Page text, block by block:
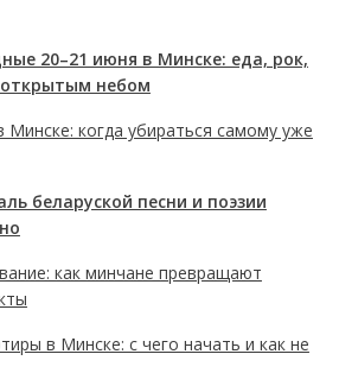
20–21 июня в Минске: еда, рок,
небом
Минске: когда убираться самому уже
беларуской песни и поэзии
как минчане превращают
в Минске: с чего начать и как не